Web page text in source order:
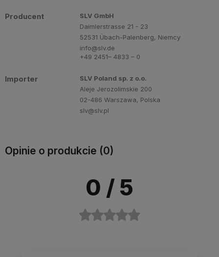
Producent
SLV GmbH
Daimlerstrasse 21 - 23
52531 Übach-Palenberg, Niemcy
info@slv.de
+49 2451– 4833 – 0
Importer
SLV Poland sp. z o.o.
Aleje Jerozolimskie 200
02-486 Warszawa, Polska
slv@slv.pl
Opinie o produkcie (0)
0 / 5